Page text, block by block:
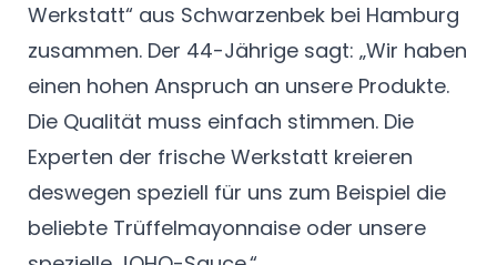
Werkstatt“ aus Schwarzenbek bei Hamburg
zusammen. Der 44-Jährige sagt: „Wir haben
einen hohen Anspruch an unsere Produkte.
Die Qualität muss einfach stimmen. Die
Experten der frische Werkstatt kreieren
deswegen speziell für uns zum Beispiel die
beliebte Trüffelmayonnaise oder unsere